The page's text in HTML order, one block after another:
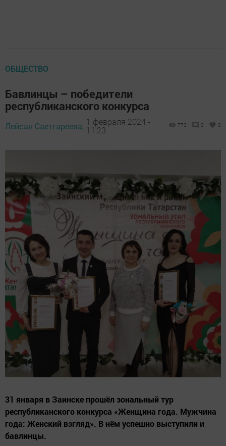
ОБЩЕСТВО
Бавлинцы – победители
республиканского конкурса
Лейсан Саетгареева, 1 февраля 2024 -
11:23
773 0 0
31 января в Заинске прошёл зональный тур
республиканского конкурса «Женщина года. Мужчина
года: Женский взгляд». В нём успешно выступили и
бавлинцы.